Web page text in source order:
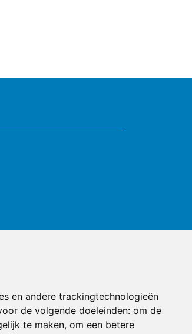
en andere trackingtechnologieën
de volgende doeleinden: om de
te maken, om een betere